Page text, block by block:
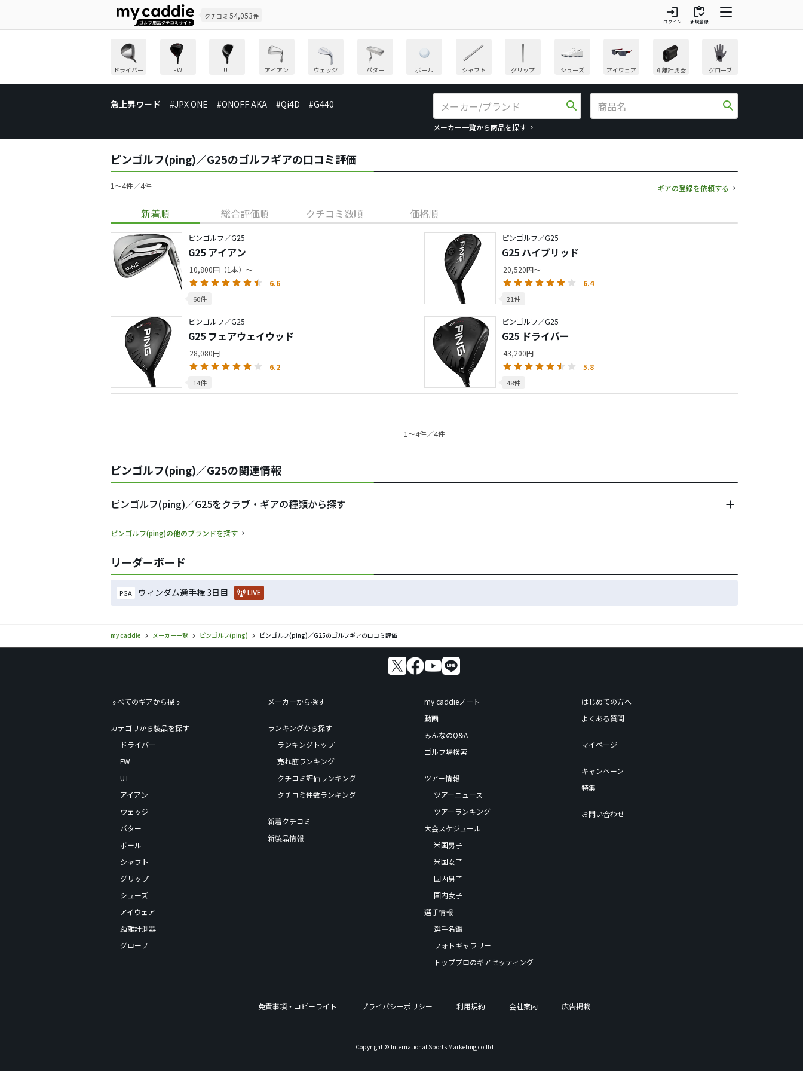
クチコミ 54,053件 login
ログイン
inventory
新規登録
ドライバー FW UT アイアン ウェッジ パター ボール シャフト グリップ シューズ アイウェア 距離計測器 グローブ
急上昇ワード #JPX ONE #ONOFF AKA #Qi4D #G440 search
メーカー一覧から商品を探す
search
ピンゴルフ(ping)／G25のゴルフギアの口コミ評価
1〜4件／4件 ギアの登録を依頼する
新着順 総合評価順 クチコミ数順 価格順
ピンゴルフ／G25
G25 アイアン
10,800円（1本）～
6.6
60件
ピンゴルフ／G25
G25 ハイブリッド
20,520円～
6.4
21件
ピンゴルフ／G25
G25 フェアウェイウッド
28,080円
6.2
14件
ピンゴルフ／G25
G25 ドライバー
43,200円
5.8
48件
1〜4件／4件
ピンゴルフ(ping)／G25の関連情報
ピンゴルフ(ping)／G25をクラブ・ギアの種類から探す
ピンゴルフ(ping)の他のブランドを探す
リーダーボード
PGA ウィンダム選手権 3日目 LIVE
my caddie メーカー一覧 ピンゴルフ(ping) ピンゴルフ(ping)／G25のゴルフギアの口コミ評価
すべてのギアから探す
カテゴリから製品を探す
ドライバー
FW
UT
アイアン
ウェッジ
パター
ボール
シャフト
グリップ
シューズ
アイウェア
距離計測器
グローブ
メーカーから探す
ランキングから探す
ランキングトップ
売れ筋ランキング
クチコミ評価ランキング
クチコミ件数ランキング
新着クチコミ
新製品情報
my caddieノート
動画
みんなのQ&A
ゴルフ場検索
ツアー情報
ツアーニュース
ツアーランキング
大会スケジュール
米国男子
米国女子
国内男子
国内女子
選手情報
選手名鑑
フォトギャラリー
トッププロのギアセッティング
はじめての方へ
よくある質問
マイページ
キャンペーン
特集
お問い合わせ
免責事項・コピーライト プライバシーポリシー 利用規約 会社案内 広告掲載
Copyright © International Sports Marketing,co.ltd